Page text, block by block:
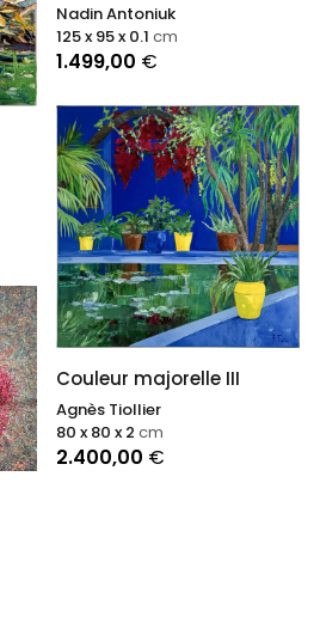
Nadin Antoniuk
1.499,00 €
125 x 95 x 0.1 cm
Couleur majorelle III
Agnès Tiollier
2.400,00 €
80 x 80 x 2 cm